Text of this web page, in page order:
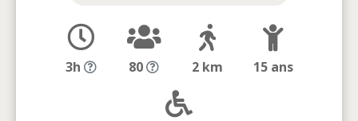
3h 80 2 km 15 ans